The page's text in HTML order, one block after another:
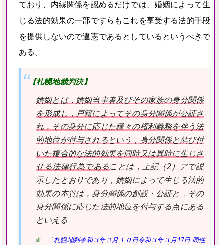
ており、内縁関係を認めるだけでは、 婚姻によって生
じる法的効果の一部ですらもこれを享受する法的手段
を提供しないので違憲であるとしているというべきで
ある。
【札幌地裁判決】
婚姻とは，婚姻当事者及びその家族の身分関係
を形成し，戸籍によってその身分関係が公証さ
れ，その身分に応じた種々の権利義務を伴う法
的地位が付与されるという，身分関係と結び付
いた複合的な法的効果を同時又は異時に生じさ
せる法律行為である ことは，上記（2）アで説
示したとおりであり，婚姻によって生じる法的
効果の本質は，身分関係の創設・公証と，その
身分関係に応じた法的地位を付与する点にある
といえる
※ 「札幌地判令和３年３月１０日令和３年３月17日 同性